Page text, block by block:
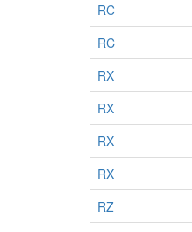
RC
RC
RX
RX
RX
RX
RZ